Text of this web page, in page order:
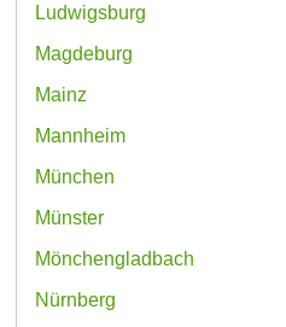
Ludwigsburg
Magdeburg
Mainz
Mannheim
München
Münster
Mönchengladbach
Nürnberg